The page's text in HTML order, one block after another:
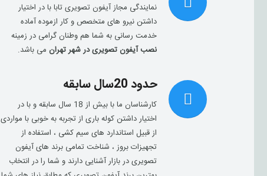
نمایندگی مجاز آیفون تصویری تابا با در اختیار
داشتن نیرو های متخصص و کار ازموده آماده
خدمت رسانی به شما هم وطنان گرامی در زمینه
نصب آیفون تصویری در شهر تهران می باشد.
حدود 20سال سابقه
کارشناسان ما با بیش از 18 سال سابقه و با در
اختیار داشتن کوله باری از تجربه به خوبی با مواردی
از قبیل استاندارد های سیم کشی ، استفاده از
تجهیزات بروز ، شناخت تمامی برند های آیفون
تصویری در بازار آشنایی دارند و شما را در انتخاب